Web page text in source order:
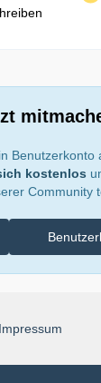
Benutzerkonto
kostenlos
Community
Impressum